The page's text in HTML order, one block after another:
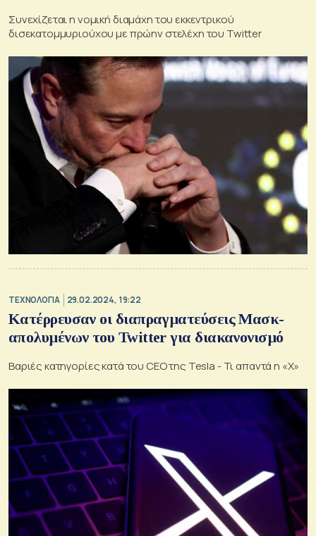
Συνεχίζεται η νομική διαμάχη του εκκεντρικού
δισεκατομμυριούχου με πρώην στελέχη του Twitter
ΤΕΧΝΟΛΟΓΙΑ 29.02.2024, 19:22
Κατέρρευσαν οι διαπραγματεύσεις Μασκ-
απολυμένων του Twitter για διακανονισμό
Βαριές κατηγορίες κατά του CEO της Tesla - Τι απαντά η «Χ»